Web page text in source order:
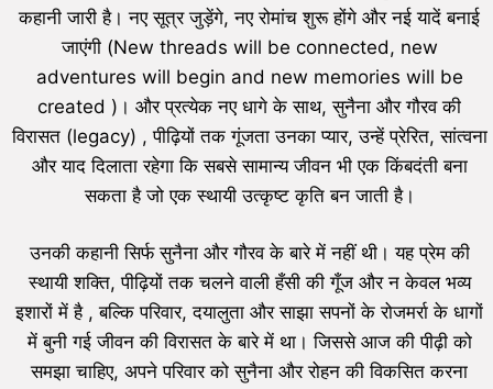
कहानी जारी है। नए सूत्र जुड़ेंगे, नए रोमांच शुरू होंगे और नई यादें बनाई
जाएंगी (New threads will be connected, new
adventures will begin and new memories will be
created )। और प्रत्येक नए धागे के साथ, सुनैना और गौरव की
विरासत (legacy) , पीढ़ियों तक गूंजता उनका प्यार, उन्हें प्रेरित, सांत्वना
और याद दिलाता रहेगा कि सबसे सामान्य जीवन भी एक किंबदंती बना
सकता है जो एक स्थायी उत्कृष्ट कृति बन जाती है।
उनकी कहानी सिर्फ सुनैना और गौरव के बारे में नहीं थी। यह प्रेम की
स्थायी शक्ति, पीढ़ियों तक चलने वाली हँसी की गूँज और न केवल भव्य
इशारों में है , बल्कि परिवार, दयालुता और साझा सपनों के रोजमर्रा के धागों
में बुनी गई जीवन की विरासत के बारे में था। जिससे आज की पीढ़ी को
समझा चाहिए, अपने परिवार को सुनैना और रोहन की विकसित करना